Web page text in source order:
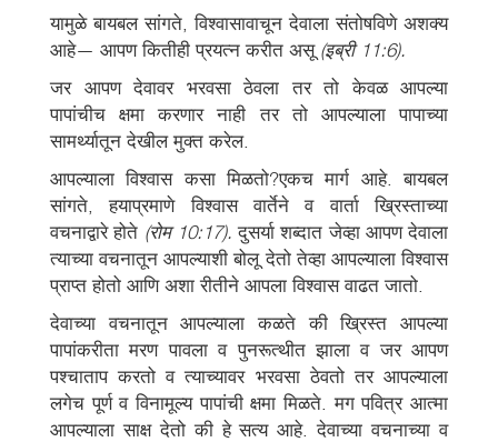
यामुळे बायबल सांगते, विश्वासावाचून देवाला संतोषविणे अशक्य
आहे— आपण कितीही प्रयत्न करीत असू (इब्री 11:6).
जर आपण देवावर भरवसा ठेवला तर तो केवळ आपल्या
पापांचीच क्षमा करणार नाही तर तो आपल्याला पापाच्या
सामर्थ्यातून देखील मुक्त करेल.
आपल्याला विश्वास कसा मिळतो?एकच मार्ग आहे. बायबल
सांगते, हयाप्रमाणे विश्वास वार्तेने व वार्ता ख्रिस्ताच्या
वचनाद्वारे होते (रोम 10:17). दुसर्या शब्दात जेव्हा आपण देवाला
त्याच्या वचनातून आपल्याशी बोलू देतो तेव्हा आपल्याला विश्वास
प्राप्त होतो आणि अशा रीतीने आपला विश्वास वाढत जातो.
देवाच्या वचनातून आपल्याला कळते की ख्रिस्त आपल्या
पापांकरीता मरण पावला व पुनरूत्थीत झाला व जर आपण
पश्चाताप करतो व त्याच्यावर भरवसा ठेवतो तर आपल्याला
लगेच पूर्ण व विनामूल्य पापांची क्षमा मिळते. मग पवित्र आत्मा
आपल्याला साक्ष देतो की हे सत्य आहे. देवाच्या वचनाच्या व